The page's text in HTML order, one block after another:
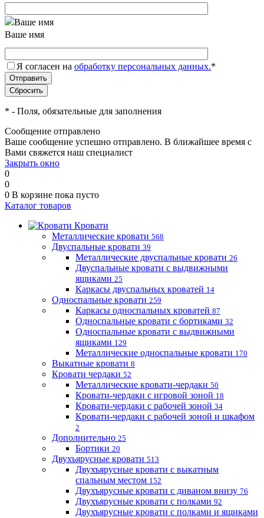
Ваше имя
Я согласен на обработку персональных данных.*
* - Поля, обязательные для заполнения
Сообщение отправлено
Ваше сообщение успешно отправлено. В ближайшее время с
Вами свяжется наш специалист
Закрыть окно
0
0
0 В корзине пока пусто
Каталог товаров
Кровати
Металлические кровати 568
Двуспальные кровати 39
Металлические двуспальные кровати 26
Двуспальные кровати с выдвижными
ящиками 25
Каркасы двуспальных кроватей 14
Односпальные кровати 259
Каркасы односпальных кроватей 87
Односпальные кровати с бортиками 32
Односпальные кровати с выдвижными
ящиками 129
Металлические односпальные кровати 170
Выкатные кровати 8
Кровати чердаки 52
Металлические кровати-чердаки 50
Кровати-чердаки с игровой зоной 18
Кровати-чердаки с рабочей зоной 34
Кровати-чердаки с рабочей зоной и шкафом
2
Дополнительно 25
Бортики 20
Двухъярусные кровати 513
Двухъярусные кровати с выкатным
спальным местом 152
Двухъярусные кровати с диваном внизу 76
Двухъярусные кровати с полками 92
Двухъярусные кровати с полками и ящиками